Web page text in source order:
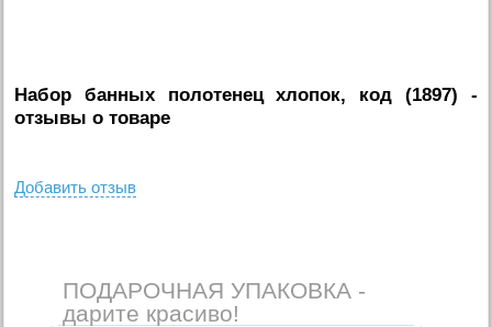
Набор банных полотенец хлопок, код (1897) -
отзывы о товаре
Добавить отзыв
ПОДАРОЧНАЯ УПАКОВКА -
дарите красиво!